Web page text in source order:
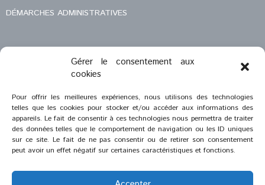
Gérer le consentement aux
cookies
Pour offrir les meilleures expériences, nous utilisons des technologies
telles que les cookies pour stocker et/ou accéder aux informations des
appareils. Le fait de consentir à ces technologies nous permettra de traiter
des données telles que le comportement de navigation ou les ID uniques
sur ce site. Le fait de ne pas consentir ou de retirer son consentement
peut avoir un effet négatif sur certaines caractéristiques et fonctions.
DÉMARCHES ADMINISTRATIVES
MENTIONS LÉGALES